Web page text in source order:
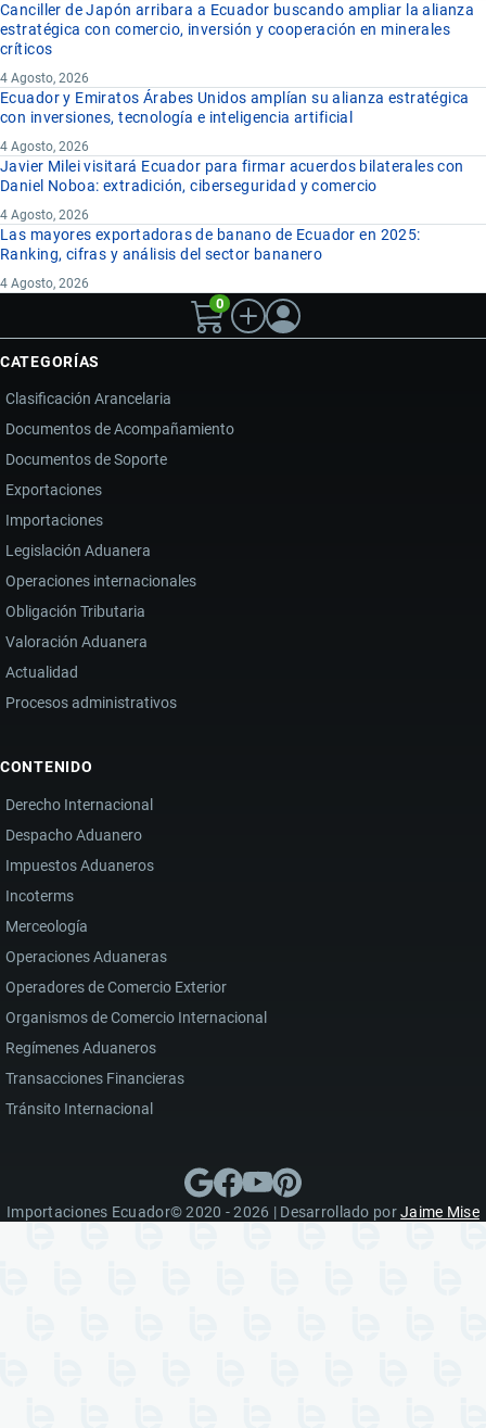
Canciller de Japón arribara a Ecuador buscando ampliar la alianza
estratégica con comercio, inversión y cooperación en minerales
críticos
4 Agosto, 2026
Ecuador y Emiratos Árabes Unidos amplían su alianza estratégica
con inversiones, tecnología e inteligencia artificial
4 Agosto, 2026
Javier Milei visitará Ecuador para firmar acuerdos bilaterales con
Daniel Noboa: extradición, ciberseguridad y comercio
4 Agosto, 2026
Las mayores exportadoras de banano de Ecuador en 2025:
Ranking, cifras y análisis del sector bananero
4 Agosto, 2026
0
CATEGORÍAS
Clasificación Arancelaria
Documentos de Acompañamiento
Documentos de Soporte
Exportaciones
Importaciones
Legislación Aduanera
Operaciones internacionales
Obligación Tributaria
Valoración Aduanera
Actualidad
Procesos administrativos
CONTENIDO
Derecho Internacional
Despacho Aduanero
Impuestos Aduaneros
Incoterms
Merceología
Operaciones Aduaneras
Operadores de Comercio Exterior
Organismos de Comercio Internacional
Regímenes Aduaneros
Transacciones Financieras
Tránsito Internacional
Importaciones Ecuador© 2020 - 2026 | Desarrollado porJaime Mise